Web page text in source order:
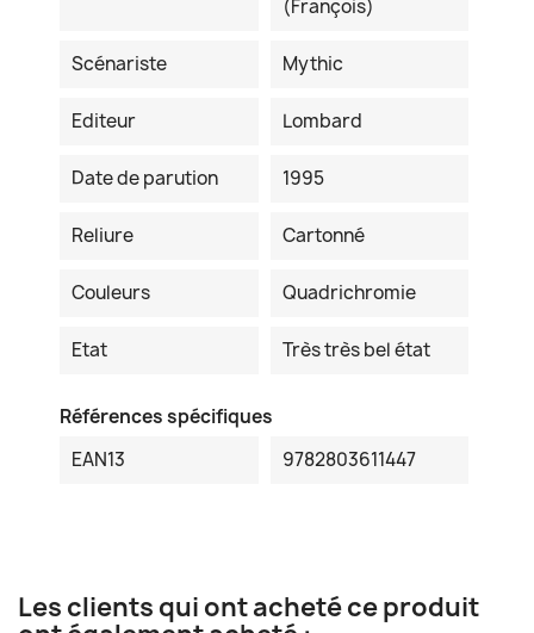
(François)
Scénariste Mythic
Editeur Lombard
Date de parution 1995
Reliure Cartonné
Couleurs Quadrichromie
Etat Très très bel état
Références spécifiques
EAN13
9782803611447
Les clients qui ont acheté ce produit